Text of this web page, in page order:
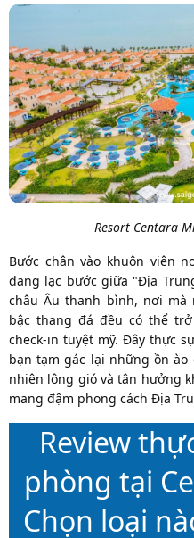
Resort Centara
Bước chân vào khuôn viên
đang lạc bước giữa "Địa
châu Âu thanh bình, nơi mà
bậc thang đá đều có thể
check-in tuyệt mỹ. Đây thực
bạn tạm gác lại những ồn
nhiên lộng gió và tận hưởng
mang đậm phong cách Địa
Review
phòng tại
Chọn loại